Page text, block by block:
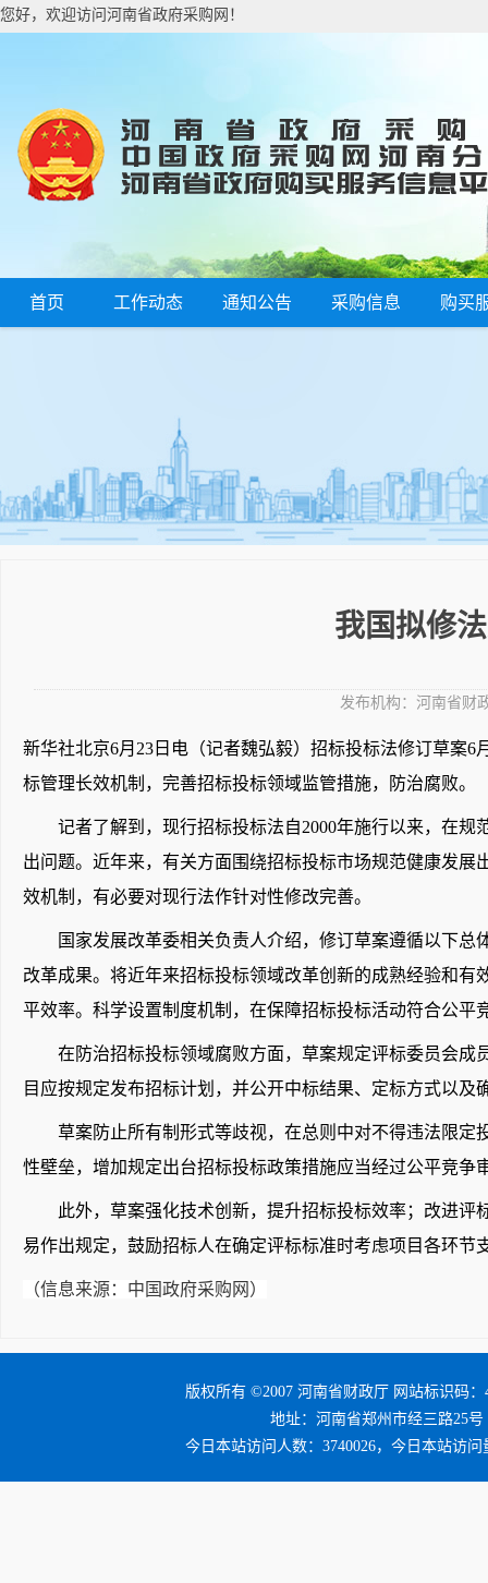
您好，欢迎访问河南省政府采购网！
首页 工作动态 通知公告 采购信息 购买
我国拟修
发布机构： 河南省财
新华社北京6月23日电（记者魏弘毅）招标投标法修订草案
标管理长效机制，完善招标投标领域监管措施，防治腐败。
记者了解到，现行招标投标法自2000年施行以来，在规
出问题。近年来，有关方面围绕招标投标市场规范健康发
效机制，有必要对现行法作针对性修改完善。
国家发展改革委相关负责人介绍，修订草案遵循以下总
改革成果。将近年来招标投标领域改革创新的成熟经验和
平效率。科学设置制度机制，在保障招标投标活动符合公
在防治招标投标领域腐败方面，草案规定评标委员会成
目应按规定发布招标计划，并公开中标结果、定标方式以及
草案防止所有制形式等歧视，在总则中对不得违法限定
性壁垒，增加规定出台招标投标政策措施应当经过公平竞争
此外，草案强化技术创新，提升招标投标效率；改进
易作出规定，鼓励招标人在确定评标标准时考虑项目各环节
（信息来源：中国政府采购网）
版权所有 ©2007 河南省财政厅 网站标识码：
地址：河南省郑州市经三路25号
今日本站访问人数：3740026，今日本站访问